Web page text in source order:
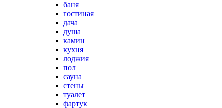
баня
гостиная
дача
душа
камин
кухня
лоджия
пол
сауна
стены
туалет
фартук